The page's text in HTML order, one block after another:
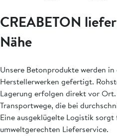
CREABETON
Nähe
Unsere Betonprodukte werden
Herstellerwerken gefertigt.
Lagerung erfolgen direkt vor
Transportwege, die bei
Eine ausgeklügelte Logistik
umweltgerechten Lieferservice.